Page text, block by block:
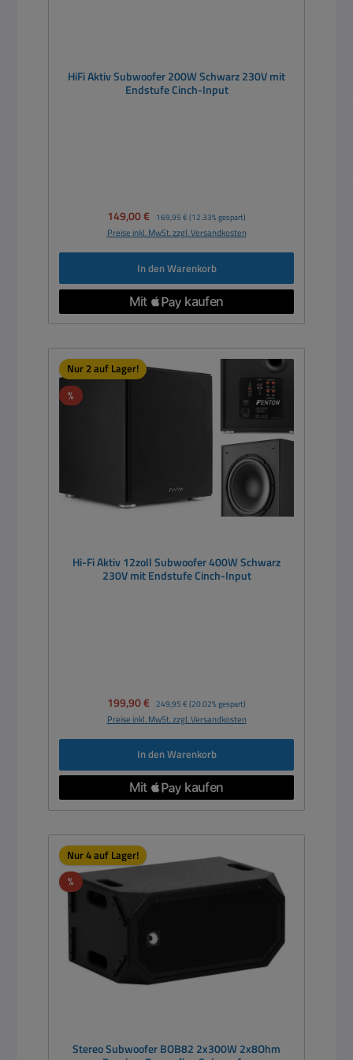
HiFi Aktiv Subwoofer 200W Schwarz 230V mit
Endstufe Cinch-Input
Verkaufspreis:
149,00 € Regulärer Preis:
169,95 € (12.33% gespart)
Preise inkl. MwSt. zzgl. Versandkosten
In den Warenkorb
Nur 2 auf Lager!
%Rabatt
Hi-Fi Aktiv 12zoll Subwoofer 400W Schwarz
230V mit Endstufe Cinch-Input
Verkaufspreis:
199,90 € Regulärer Preis:
249,95 € (20.02% gespart)
Preise inkl. MwSt. zzgl. Versandkosten
In den Warenkorb
Nur 4 auf Lager!
%Rabatt
Stereo Subwoofer BOB82 2x300W 2x8Ohm